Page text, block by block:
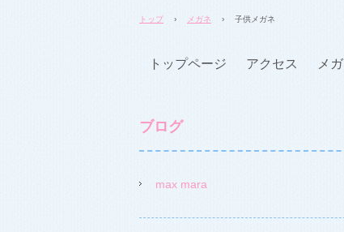
トップ › メガネ › 子供メガネ
トップページ アクセス メ
ブログ
max mara